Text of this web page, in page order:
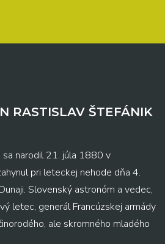
RASTISLAV ŠTEFÁNIK
sa narodil 21. júla 1880 v
pri leteckej nehode dňa 4.
Slovenský astronóm a vedec,
letec, generál Francúzskej armády
ale skromného mladého